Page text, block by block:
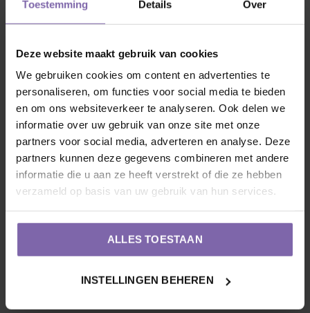
Toestemming Details Over
Deze website maakt gebruik van cookies
We gebruiken cookies om content en advertenties te
personaliseren, om functies voor social media te bieden
en om ons websiteverkeer te analyseren. Ook delen we
informatie over uw gebruik van onze site met onze
partners voor social media, adverteren en analyse. Deze
partners kunnen deze gegevens combineren met andere
informatie die u aan ze heeft verstrekt of die ze hebben
verzameld op basis van uw gebruik van hun services.
ALLES TOESTAAN
INSTELLINGEN BEHEREN
verstandig om 1 zak aanplantgrond erbij te doen. Ook is het
handig om de boom goed in balans te houden, dit kan je
2. Onderhoud: Iedereen heeft verzorging nodig, dus ook
onze vriend. Prunus avium Rhein. Schattenmorelle wil graag
1x per jaar gesnoeid worden, hij heeft het liefst dat je dit
tussen Januari en Maart doet. Oudere bomen snoeien in de
zomer. Hoe? Zorg dat de kroon uitgedund wordt, zodat de
luchtdoorlatende grond groeit deze kersenboom het best.
dat de kersenboom water krijgt, maar wel pas zodra onze